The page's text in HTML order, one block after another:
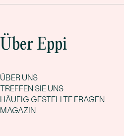
Über Eppi
ÜBER UNS
TREFFEN SIE UNS
HÄUFIG GESTELLTE FRAGEN
MAGAZIN